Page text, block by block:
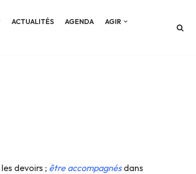
ACTUALITÉS AGENDA
AGIR
devoirs ; être accompagnésdans